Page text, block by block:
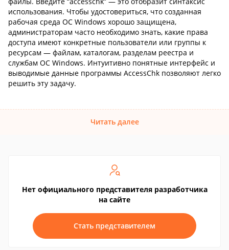
использования. Чтобы удостовериться, что созданная
рабочая среда ОС Windows хорошо защищена,
администраторам часто необходимо знать, какие права
доступа имеют конкретные пользователи или группы к
ресурсам — файлам, каталогам, разделам реестра и
службам ОС Windows. Интуитивно понятные интерфейс и
выводимые данные программы AccessChk позволяют легко
решить эту задачу.
Читать далее
Нет официального представителя разработчика
на сайте
Стать представителем